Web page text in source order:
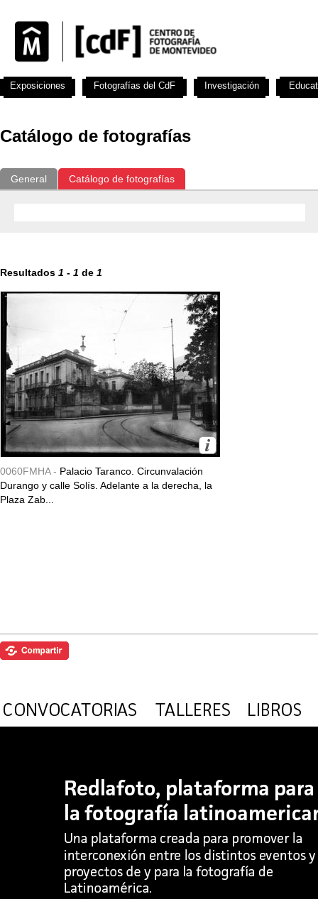
Catálogo de fotografías
General Catálogo de fotografías
Resultados 1 - 1 de 1
0060FMHA - Palacio Taranco. Circunvalación
Durango y calle Solís. Adelante a la derecha, la
Plaza Zab...
Exposiciones Fotografías del CdF Investigación